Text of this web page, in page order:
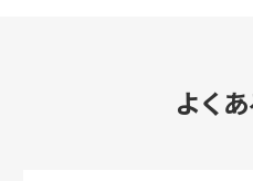
よく